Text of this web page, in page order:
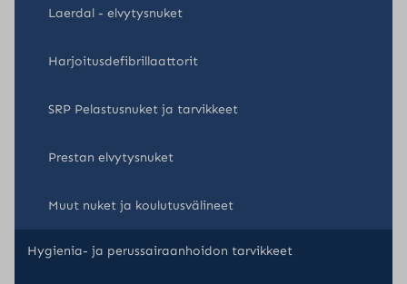
Laerdal - elvytysnuket
Harjoitusdefibrillaattorit
SRP Pelastusnuket ja tarvikkeet
Prestan elvytysnuket
Muut nuket ja koulutusvälineet
Hygienia- ja perussairaanhoidon tarvikkeet